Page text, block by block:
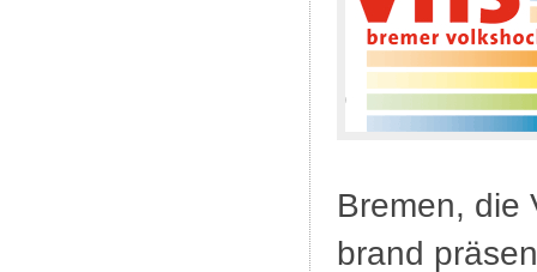
Bremen, die
brand